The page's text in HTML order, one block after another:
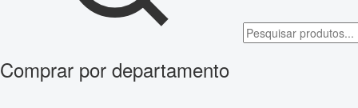
Comprar por departamento